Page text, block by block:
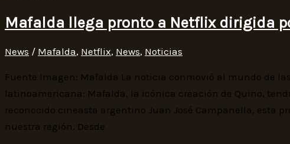
Mafalda llega pronto a Netflix dirigida
News / Mafalda, Netflix, News, Noticias
Fuente Imagen: Mafalda La noticia conmovió al mundo de
latinoamericana: Mafalda, la icónica creación de Quino,
reconocido cineasta argentino Juan José Campanella, esta
nuestra región. Desde